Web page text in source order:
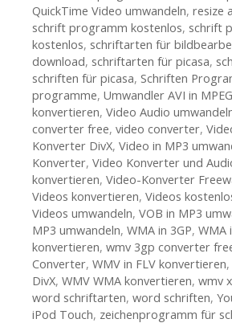
QuickTime Video umwandeln, resize
schrift programm kostenlos, schrift
kostenlos, schriftarten für
download, schriftarten für picasa,
schriften für picasa, Schriften
programme, Umwandler AVI in MPEG
konvertieren, Video Audio
converter free, video converter,
Konverter DivX, Video in MP3
Konverter, Video Konverter und
konvertieren, Video-Konverter
Videos konvertieren, Videos
Videos umwandeln, VOB in MP3
MP3 umwandeln, WMA in 3GP, WMA
konvertieren, wmv 3gp converter
Converter, WMV in FLV konvertieren,
DivX, WMV WMA konvertieren, wmv
word schriftarten, word schriften,
iPod Touch, zeichenprogramm für